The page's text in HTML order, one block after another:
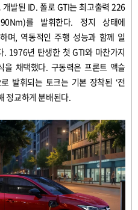
개발된 ID. 폴로GTI는 최고출력 226
를 발휘한다. 정지
상태에
며, 역동적인 주행 성능과 함께 일
. 1976년 탄생한 첫 GTI와 마찬가지
을 채택했다. 구동력은 프론트 액슬
발휘되는 토크는 기본 장착된 ‘전
정교하게분배된다.